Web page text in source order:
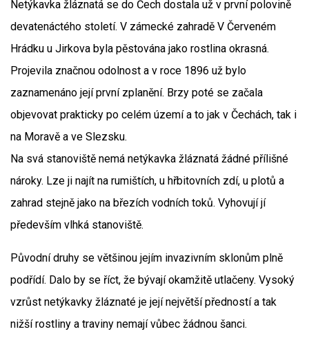
Netýkavka žláznatá se do Čech dostala už v první polovině
devatenáctého století. V zámecké zahradě V Červeném
Hrádku u Jirkova byla pěstována jako rostlina okrasná.
Projevila značnou odolnost a v roce 1896 už bylo
zaznamenáno její první zplanění. Brzy poté se začala
objevovat prakticky po celém území a to jak v Čechách, tak i
na Moravě a ve Slezsku.
Na svá stanoviště nemá netýkavka žláznatá žádné přílišné
nároky. Lze ji najít na rumištích, u hřbitovních zdí, u plotů a
zahrad stejně jako na březích vodních toků. Vyhovují jí
především vlhká stanoviště.
Původní druhy se většinou jejím invazivním sklonům plně
podřídí. Dalo by se říct, že bývají okamžitě utlačeny. Vysoký
vzrůst netýkavky žláznaté je její největší předností a tak
nižší rostliny a traviny nemají vůbec žádnou šanci.